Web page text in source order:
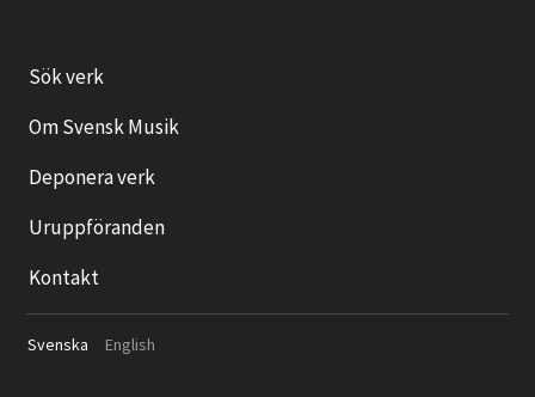
Sök verk
Om Svensk Musik
Deponera verk
Uruppföranden
Kontakt
Svenska English